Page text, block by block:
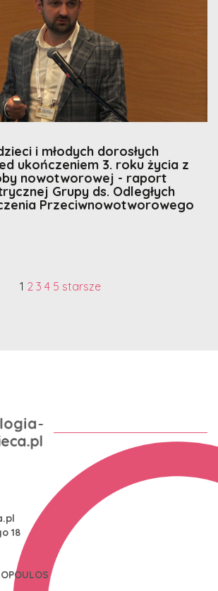
i młodych dorosłych
ukończeniem 3. roku życia z
nowotworowej - raport
Grupy ds. Odległych
Przeciwnowotworowego
1 2 3 4 5 starsze
18